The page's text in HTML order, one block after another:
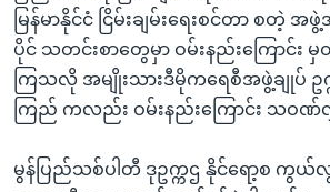
မြန်မာနိုင်ငံ ငြိမ်းချမ်းရေးစင်တာ စတဲ့
ပိုင် သတင်းစာတွေမှာ ဝမ်းနည်းကြောင်း
ကြသလို အမျိုးသားဒီမိုကရေစီအဖွဲ့ချုပ် ဥက္
ကြည် ကလည်း ဝမ်းနည်းကြောင်း သဝဏ်
မွန်ပြည်သစ်ပါတီ ဒုဥက္ကဌ နိုင်ရော့စ ကွယ်လွ